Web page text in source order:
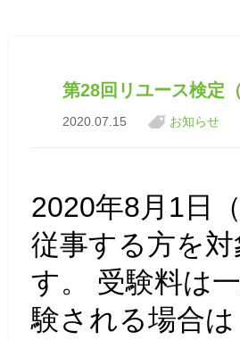
第28回リユース検定
2020.07.15 お知らせ
2020年8月1日
従事する方を
す。 受験料は
験される場合